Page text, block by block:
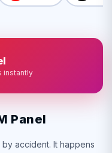
instantly
Panel
accident. It happens